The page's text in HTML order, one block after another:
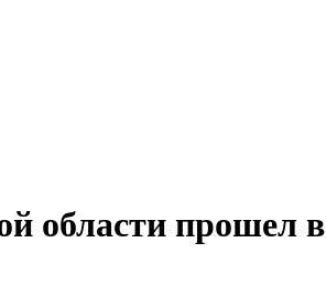
области прошел в